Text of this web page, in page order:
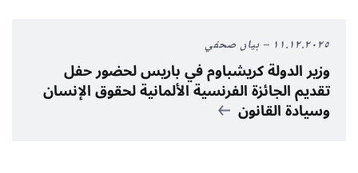
١١.١٢.٢٠٢٥ بيان صحفي
وزير الدولة كريشباوم في باريس لحضور حفل
تقديم الجائزة الفرنسية الألمانية لحقوق الإنسان
وسيادة القانون